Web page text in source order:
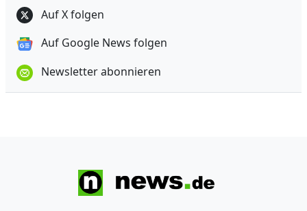
Auf X folgen
Auf Google News folgen
Newsletter abonnieren